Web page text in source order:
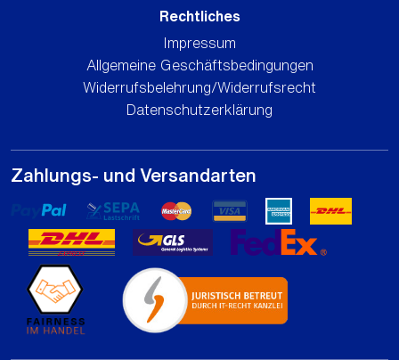
Rechtliches
Impressum
Allgemeine Geschäftsbedingungen
Widerrufsbelehrung/Widerrufsrecht
Datenschutzerklärung
Zahlungs- und Versandarten